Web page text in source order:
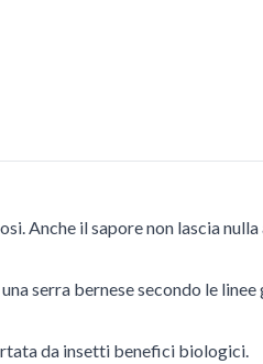
Anche il sapore non lascia
serra bernese secondo le
da insetti benefici biologici.